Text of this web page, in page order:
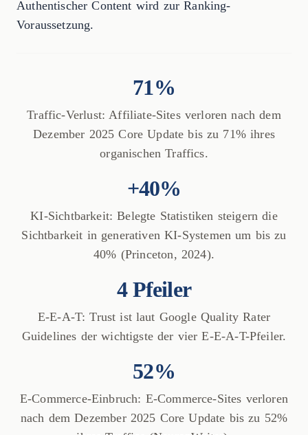
Authentischer Content wird zur Ranking-
Voraussetzung.
71%
Traffic-Verlust: Affiliate-Sites verloren nach dem
Dezember 2025 Core Update bis zu 71% ihres
organischen Traffics.
+40%
KI-Sichtbarkeit: Belegte Statistiken steigern die
Sichtbarkeit in generativen KI-Systemen um bis zu
40% (Princeton, 2024).
4 Pfeiler
E-E-A-T: Trust ist laut Google Quality Rater
Guidelines der wichtigste der vier E-E-A-T-Pfeiler.
52%
E-Commerce-Einbruch: E-Commerce-Sites verloren
nach dem Dezember 2025 Core Update bis zu 52%